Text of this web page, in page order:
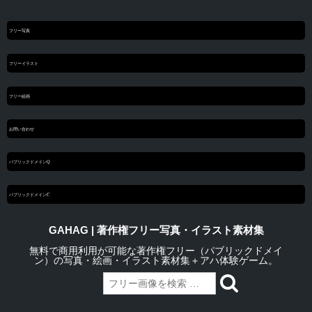
フリー写真
フリーイラスト
フリー絵画
お問い合わせ
パブリックドメインQ
パブリックドメインC
GAHAG | 著作権フリー写真・イラスト素材集
無料で商用利用が可能な著作権フリー（パブリックドメイ
ン）の写真・絵画・イラスト素材集＋アハ体験ゲーム。